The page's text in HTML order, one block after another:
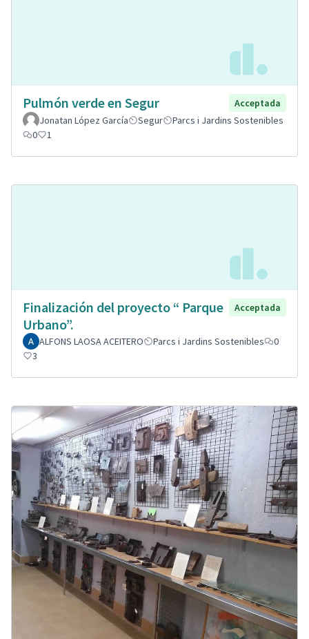
Pulmón verde en Segur
Acceptada
Jonatan López García
Segur
Parcs i Jardins Sostenibles
0
1
Finalización del proyecto “ Parque
Urbano”.
Acceptada
ALFONS LAOSA ACEITERO Parcs i Jardins Sostenibles
0
3